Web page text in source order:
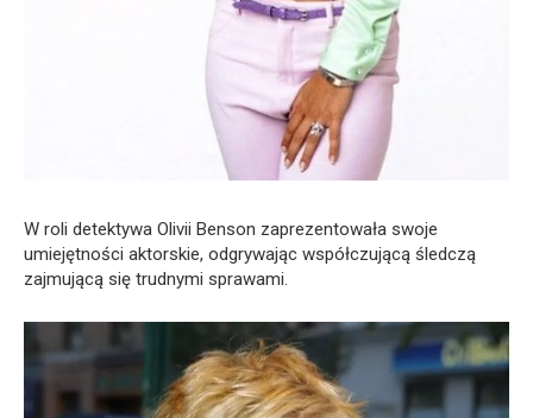
W roli detektywa Olivii Benson zaprezentowała swoje
umiejętności aktorskie, odgrywając współczującą śledczą
zajmującą się trudnymi sprawami.